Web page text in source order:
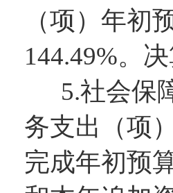
（项） 年初
144.49%。
5.社会保
务支出（项）
完成年初预